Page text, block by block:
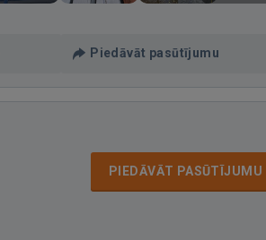
Piedāvāt pasūtījumu
PIEDĀVĀT PASŪTĪJUMU